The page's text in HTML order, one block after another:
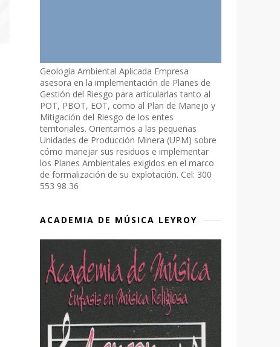
Geología Ambiental Aplicada Empresa
asesora en la implementación de Planes de
Gestión del Riesgo para articularlas tanto al
POT, PBOT, EOT, como al Plan de Manejo y
Mitigación del Riesgo de los entes
territoriales. Orientamos a las pequeñas
Unidades de Producción Minera (UPM) sobre
cómo manejar sus residuos e implementar
los Planes Ambientales exigidos en el marco
de formalización de su explotación. Cel: 300
553 98 36
ACADEMIA DE MÚSICA LEYROY